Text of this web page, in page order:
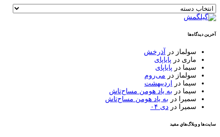
دسته‌ها
آخرین دیدگاه‌ها
سولماز در آذرخش
ماری در پایاپای
سیما در پایاپای
سولماز در می‌روم
سیما در اردیبهشت
سیما در به یاد هومن مساح‌تاش
سمیرا در به یاد هومن مساح‌تاش
سمیرا در دی ۰۴
سايت‌ها و وبلاگ‌هاي مفيد